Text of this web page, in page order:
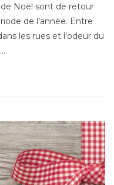
Noël sont de retour
de l’année. Entre
les rues et l’odeur du